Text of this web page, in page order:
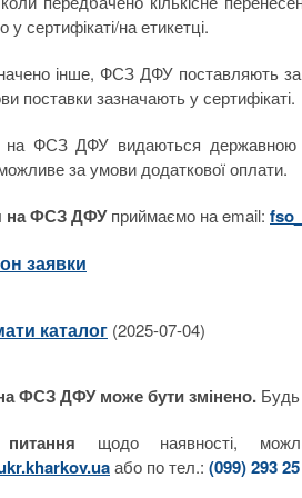
у сертифікаті/на етикетці.
інше, ФСЗ ДФУ поставляють за
поставки зазначають у сертифікаті.
на ФСЗ ДФУ видаються державною
за умови додаткової оплати.
на ФСЗ ДФУприймаємо на email:
заявки
каталог (2025-07-04)
ФСЗ ДФУ може бути змінено. Будь
щодо наявності,
або по тел.: (099) 293